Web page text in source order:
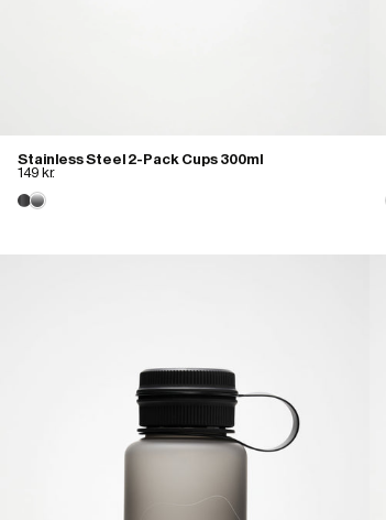
Stainless Steel 2-Pack Cups 300ml
149 kr.